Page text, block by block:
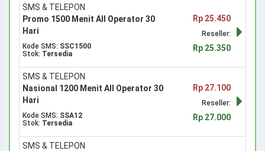
SMS & TELEPON
Promo 1500 Menit All Operator 30
Hari
Kode SMS: SSC1500
Stok: Tersedia
Rp 25.450
Reseller:
Rp 25.350
SMS & TELEPON
Nasional 1200 Menit All Operator 30
Hari
Kode SMS: SSA12
Stok: Tersedia
Rp 27.100
Reseller:
Rp 27.000
SMS & TELEPON